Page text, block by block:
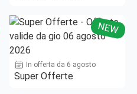
NEW
In offerta da 6 agosto
Super Offerte